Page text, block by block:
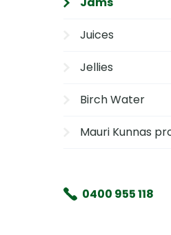
Juices
Jellies
Birch Water
Mauri Kunnas
0400 955 118